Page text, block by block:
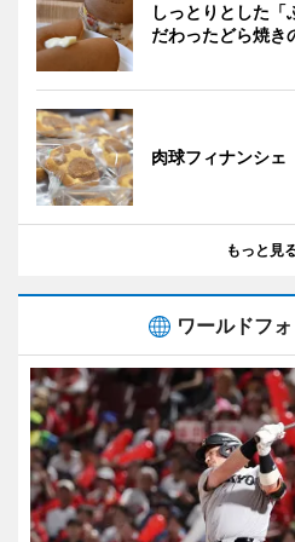
しっとりとした「
だわったどら焼き
肉球フィナンシェ
もっと見
ワールドフ